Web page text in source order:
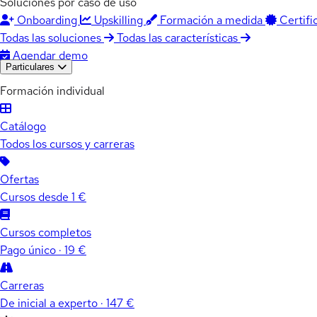
Onboarding
Upskilling Formación a medida
Todas las soluciones
Todas las características
Agendar demo
Particulares
Formación individual
Catálogo
Todos los cursos y carreras
Ofertas
Cursos desde 1 €
Cursos completos
Pago único · 19 €
Carreras
De inicial a experto · 147 €